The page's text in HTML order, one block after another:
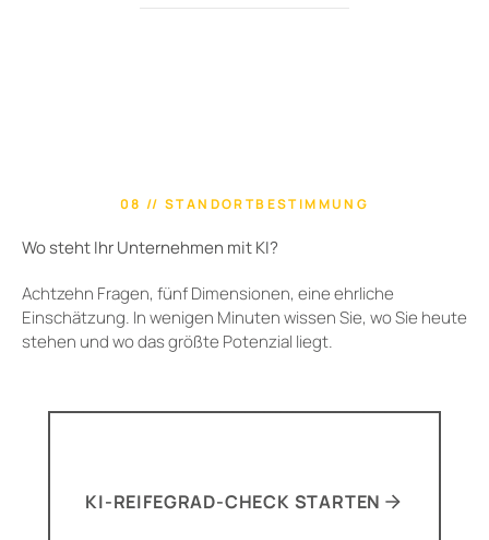
08 // STANDORTBESTIMMUNG
Wo steht Ihr Unternehmen mit KI?
Achtzehn Fragen, fünf Dimensionen, eine ehrliche
Einschätzung. In wenigen Minuten wissen Sie, wo Sie heute
stehen und wo das größte Potenzial liegt.
KI-REIFEGRAD-CHECK STARTEN